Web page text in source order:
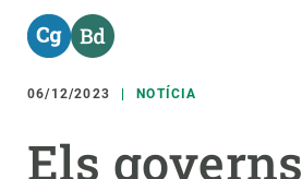
d'ariadna
06/12/2023 NOTÍCIA
Els governs
responsive
Responsive
RECERCA